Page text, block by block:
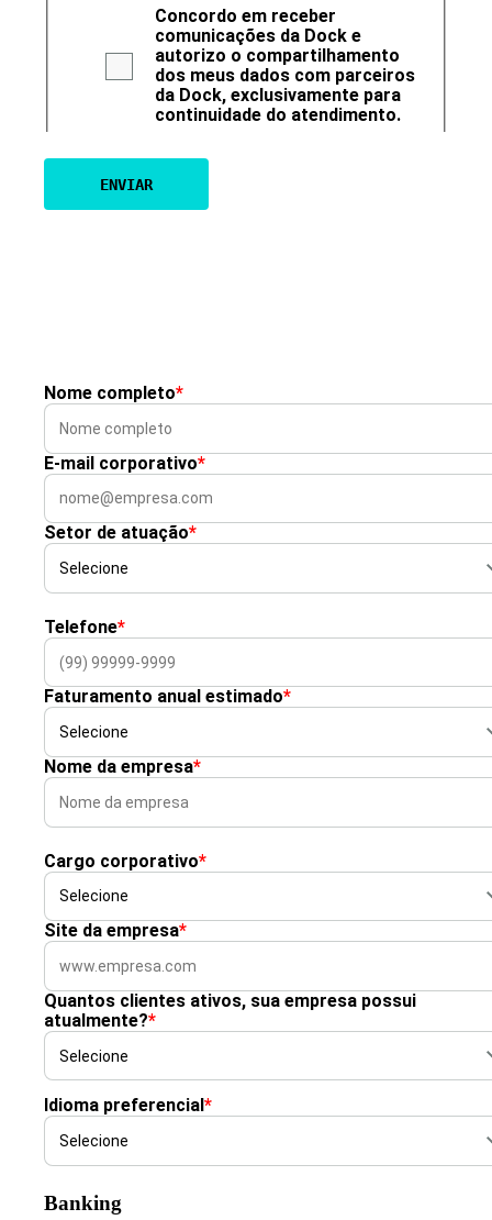
Concordo em receber
comunicações da Dock e
autorizo o compartilhamento
dos meus dados com parceiros
da Dock, exclusivamente para
continuidade do atendimento.
Nome completo*
E-mail corporativo*
Setor de atuação*
Telefone*
Faturamento anual estimado*
Nome da empresa*
Cargo corporativo*
Site da empresa*
Quantos clientes ativos, sua empresa possui
atualmente?*
Idioma preferencial *
Banking